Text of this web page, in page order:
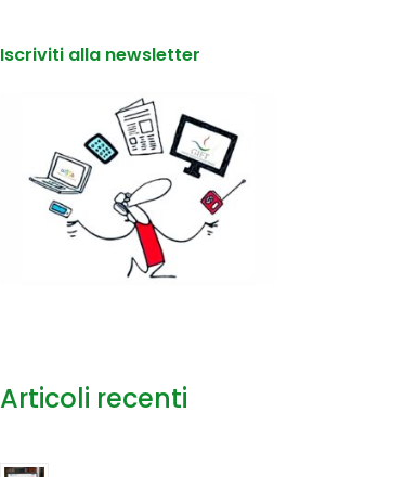
Iscriviti alla newsletter
Articoli recenti